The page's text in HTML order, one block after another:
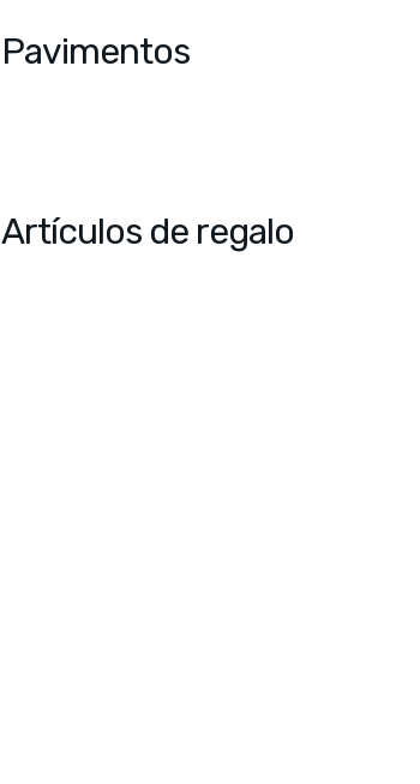
Pavimentos
Artículos de regalo